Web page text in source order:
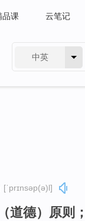
品课 云笔记
中英
[ˈprɪnsəp(ə)l]
道德）原则